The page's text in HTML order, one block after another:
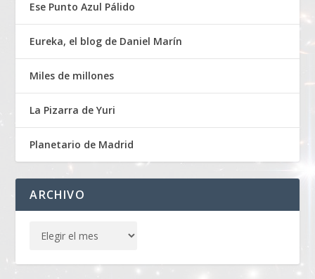
Ese Punto Azul Pálido
Eureka, el blog de Daniel Marín
Miles de millones
La Pizarra de Yuri
Planetario de Madrid
ARCHIVO